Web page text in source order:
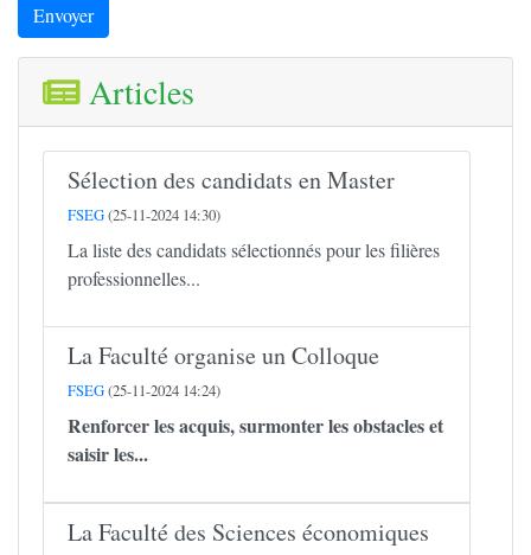
Envoyer
Articles
Sélection des candidats en Master
FSEG(25-11-2024 14:30)
La liste des candidats sélectionnés pour les filières
professionnelles...
La Faculté organise un Colloque
FSEG(25-11-2024 14:24)
Renforcer les acquis, surmonter les obstacles et
saisir les...
La Faculté des Sciences économiques